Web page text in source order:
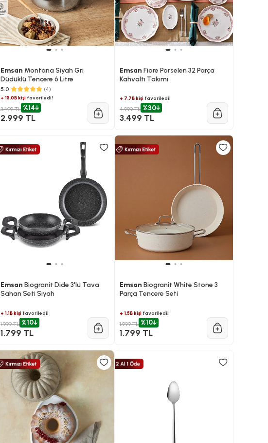
Emsan Montana Siyah Gri
Düdüklü Tencere 6 Litre
5.0 (4)
+ 15.0B kişifavoriledi!
3.499 TL %14
2.999 TL
Emsan Fiore Porselen 32 Parça
Kahvaltı Takımı
+ 7.7B kişi favoriledi!
4.999 TL %30
3.499 TL
Emsan Biogranit Dide 3'lü Tava
Sahan Seti Siyah
+ 1.1B kişifavoriledi!
1.999 TL %10
1.799 TL
Emsan Biogranit White Stone 3
Parça Tencere Seti
+ 1.5B kişi favoriledi!
1.999 TL %10
1.799 TL